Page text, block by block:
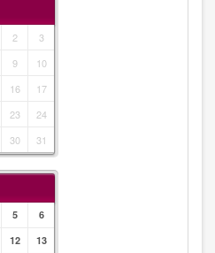
2
3
9
10
16
17
23
24
30 31
5
6
12
13